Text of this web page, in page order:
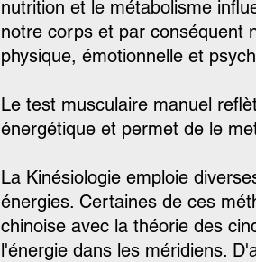
nutrition et le métabolisme
notre corps et par conséquent
physique, émotionnelle et
Le test musculaire manuel
énergétique et permet de le
La Kinésiologie emploie
énergies. Certaines de ces
chinoise avec la théorie des
l'énergie dans les méridiens.